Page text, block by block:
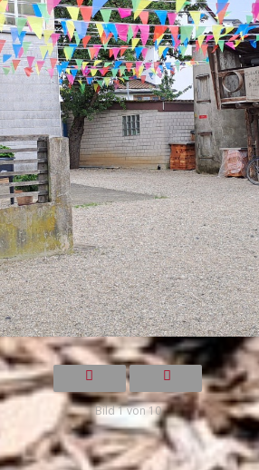
Bild 1 von 10